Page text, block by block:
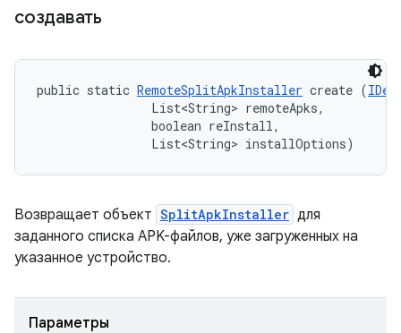
создавать
public static RemoteSplitApkInstaller create (
                List<String> remoteApks,
                boolean reInstall,
                List<String> installOptions)
Возвращает объект SplitApkInstaller для
заданного списка APK-файлов, уже загруженных на
указанное устройство.
Параметры